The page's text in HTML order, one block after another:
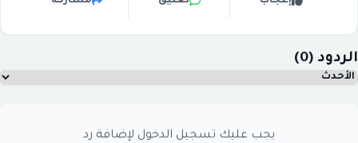
الردود (0)
يجب عليك تسجيل الدخول لإضافة رد